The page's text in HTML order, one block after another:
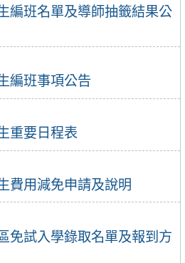
編班名單及導師抽籤結果公
編班事項公告
重要日程表
費用減免申請及說明
免試入學錄取名單及報到方